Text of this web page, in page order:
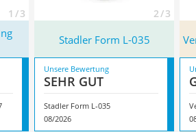
1 / 3 2 / 3
Stadler Form L-035
Unsere Bewertung
SEHR GUT
Stadler Form L-035
08/2026